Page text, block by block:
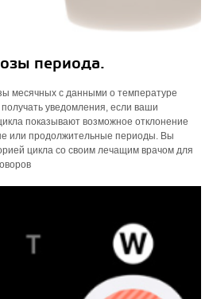
периода.
месячных с данными о температуре
уведомления, если ваши
показывают возможное отклонение
или продолжительные периоды. Вы
цикла со своим лечащим врачом для